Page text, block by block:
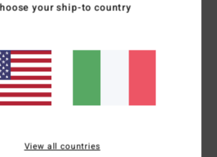
Colore
your ship-to country
View all countries